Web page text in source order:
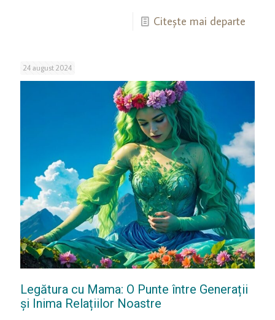
Citește mai departe
24 august 2024
Legătura cu Mama: O Punte între Generații
și Inima Relațiilor Noastre